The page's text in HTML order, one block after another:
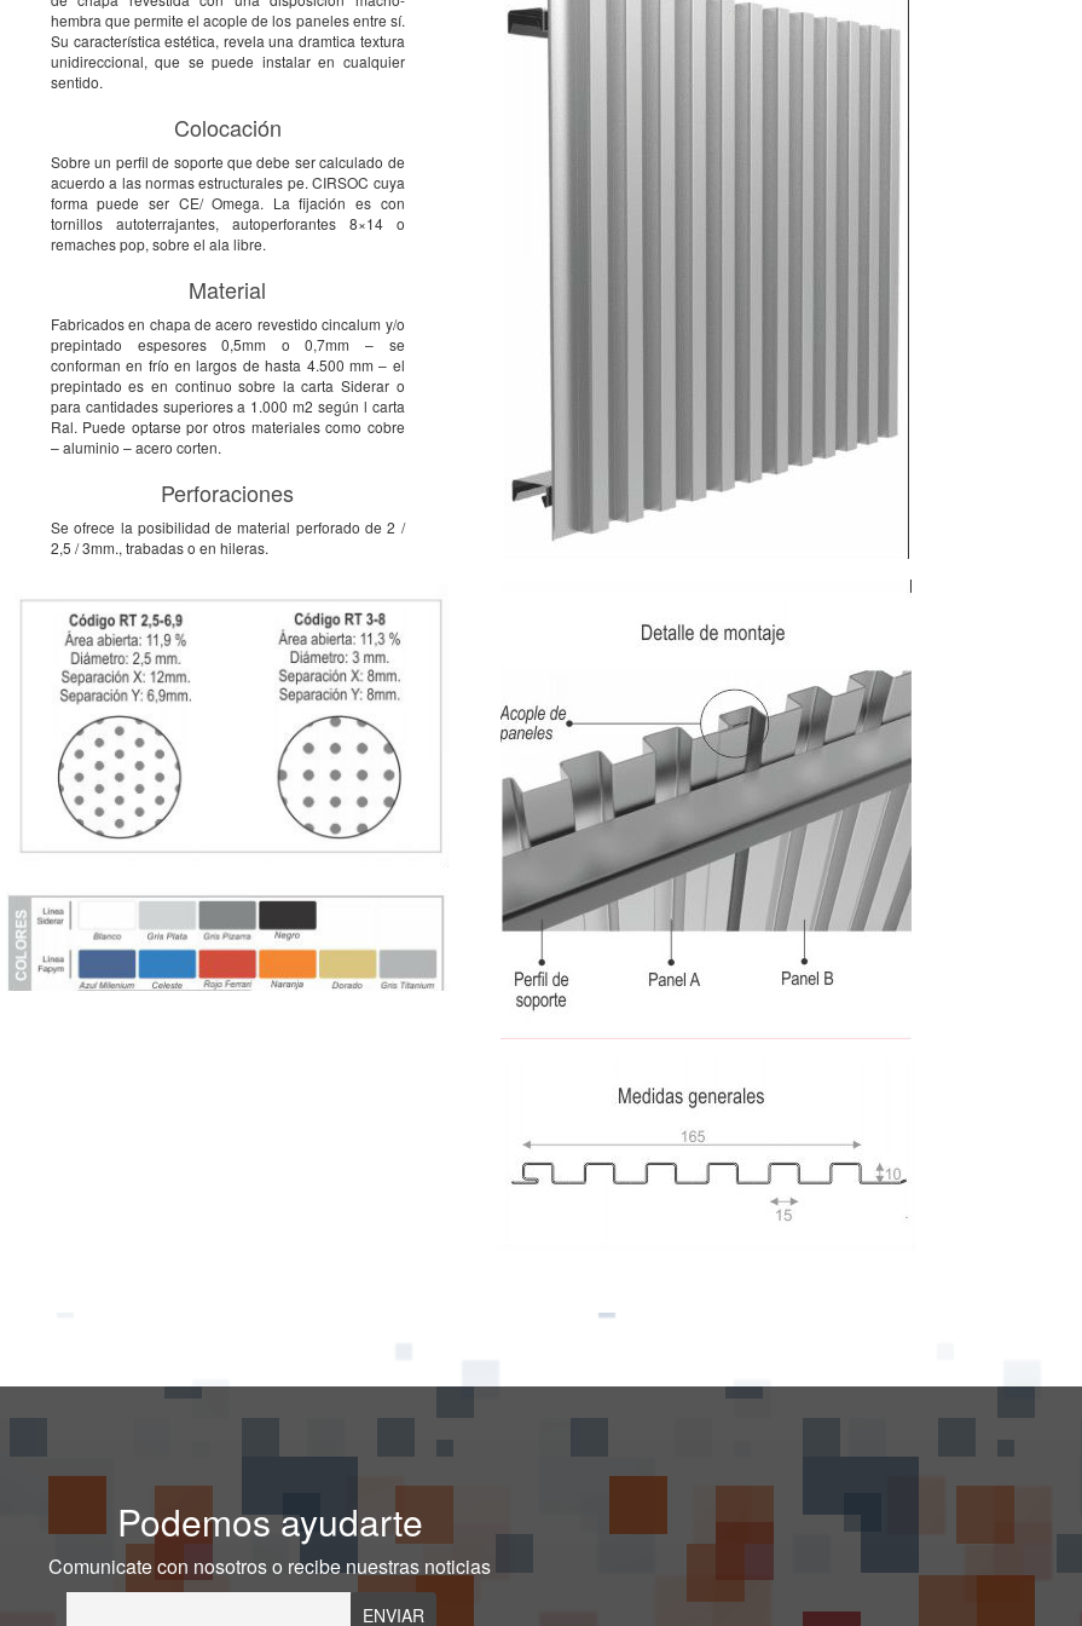
hembra que permite el acople de los paneles entre sí.
Su característica estética, revela una dramtica textura
unidireccional, que se puede instalar en cualquier
sentido.
Colocación
Sobre un perfil de soporte que debe ser calculado de
acuerdo a las normas estructurales pe. CIRSOC cuya
forma puede ser CE/ Omega. La fijación es con
tornillos autoterrajantes, autoperforantes 8×14 o
remaches pop, sobre el ala libre.
Material
Fabricados en chapa de acero revestido cincalum y/o
prepintado espesores 0,5mm o 0,7mm – se
conforman en frío en largos de hasta 4.500 mm – el
prepintado es en continuo sobre la carta Siderar o
para cantidades superiores a 1.000 m2 según l carta
Ral. Puede optarse por otros materiales como cobre
– aluminio – acero corten.
Perforaciones
Se ofrece la posibilidad de material perforado de 2 /
2,5 / 3mm., trabadas o en hileras.
Podemos ayudarte
Comunicate con nosotros o recibe nuestras noticias